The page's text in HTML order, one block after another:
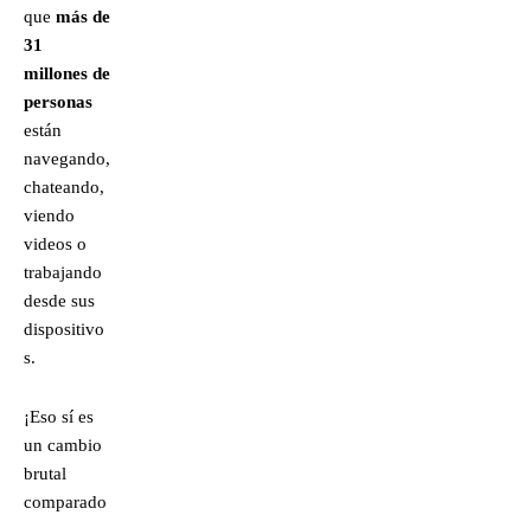
que más de
31
millones de
personas
están
navegando,
chateando,
viendo
videos o
trabajando
desde sus
dispositivo
s.
¡Eso sí es
un cambio
brutal
comparado